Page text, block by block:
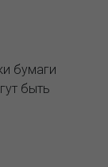
бумаги
быть